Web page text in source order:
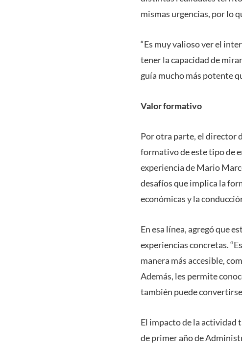
mismas urgencias, por lo
“Es muy valioso ver el
tener la capacidad de
guía mucho más potente
Valor formativo
Por otra parte, el director
formativo de este tipo de
experiencia de Mario
desafíos que implica la
económicas y la
En esa línea, agregó que
experiencias concretas.
manera más accesible,
Además, les permite
también puede
El impacto de la actividad
de primer año de